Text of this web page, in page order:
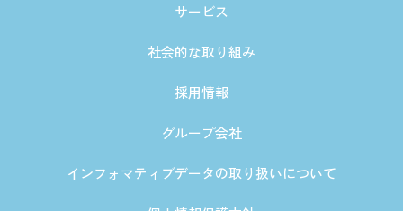
サービス
社会的な取り組み
採用情報
グループ会社
インフォマティブデータの取り扱いについて